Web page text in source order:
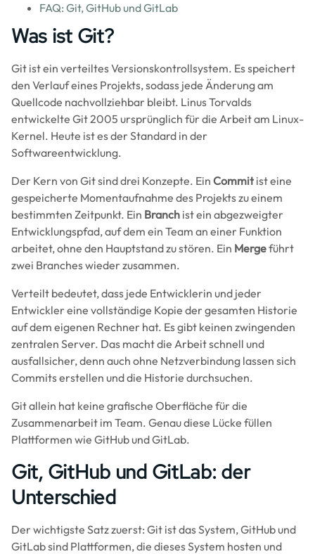
FAQ: Git, GitHub und GitLab
Was ist Git?
Git ist ein verteiltes Versionskontrollsystem. Es speichert
den Verlauf eines Projekts, sodass jede Änderung am
Quellcode nachvollziehbar bleibt. Linus Torvalds
entwickelte Git 2005 ursprünglich für die Arbeit am Linux-
Kernel. Heute ist es der Standard in der
Softwareentwicklung.
Der Kern von Git sind drei Konzepte. Ein Commitist eine
gespeicherte Momentaufnahme des Projekts zu einem
bestimmten Zeitpunkt. Ein Branch ist ein abgezweigter
Entwicklungspfad, auf dem ein Team an einer Funktion
arbeitet, ohne den Hauptstand zu stören. Ein Mergeführt
zwei Branches wieder zusammen.
Verteilt bedeutet, dass jede Entwicklerin und jeder
Entwickler eine vollständige Kopie der gesamten Historie
auf dem eigenen Rechner hat. Es gibt keinen zwingenden
zentralen Server. Das macht die Arbeit schnell und
ausfallsicher, denn auch ohne Netzverbindung lassen sich
Commits erstellen und die Historie durchsuchen.
Git allein hat keine grafische Oberfläche für die
Zusammenarbeit im Team. Genau diese Lücke füllen
Plattformen wie GitHub und GitLab.
Git, GitHub und GitLab: der
Unterschied
Der wichtigste Satz zuerst: Git ist das System, GitHub und
GitLab sind Plattformen, die dieses System hosten und